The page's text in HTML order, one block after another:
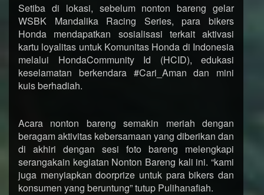
Setiba di lokasi, sebelum nonton bareng gelar
WSBK Mandalika Racing Series, para bikers
Honda mendapatkan sosialisasi terkait aktivasi
kartu loyalitas untuk Komunitas Honda di Indonesia
melalui HondaCommunity Id (HCID), edukasi
keselamatan berkendara #Cari_Aman dan mini
kuis berhadiah.
Acara nonton bareng semakin meriah dengan
beragam aktivitas kebersamaan yang diberikan dan
di akhiri dengan sesi foto bareng melengkapi
serangakain kegiatan Nonton Bareng kali ini. “kami
juga menyiapkan doorprize untuk para bikers dan
konsumen yang beruntung” tutup Pulihanafiah.